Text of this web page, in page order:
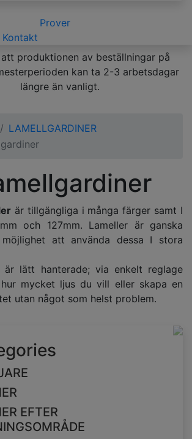
Prover
Kontakt
produktionen av beställningar på
kan ta 2-3 arbetsdagar
längre än vanligt.
LAMELLGARDINER
är tillgängliga i många färger samt I
och 127mm. Lameller är ganska
att använda dessa I stora
är lätt hanterade; via enkelt reglage
mycket ljus du vill eller skapa en
utan något som helst problem.
EFTER